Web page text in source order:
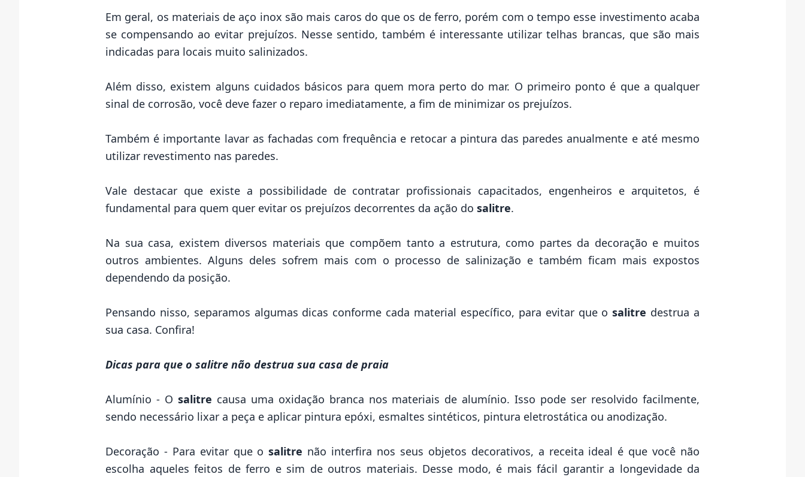
Em geral, os materiais de aço inox são mais caros do que os de ferro, porém com o tempo esse investimento acaba
se compensando ao evitar prejuízos. Nesse sentido, também é interessante utilizar telhas brancas, que são mais
indicadas para locais muito salinizados.
Além disso, existem alguns cuidados básicos para quem mora perto do mar. O primeiro ponto é que a qualquer
sinal de corrosão, você deve fazer o reparo imediatamente, a fim de minimizar os prejuízos.
Também é importante lavar as fachadas com frequência e retocar a pintura das paredes anualmente e até mesmo
utilizar revestimento nas paredes.
Vale destacar que existe a possibilidade de contratar profissionais capacitados, engenheiros e arquitetos, é
fundamental para quem quer evitar os prejuízos decorrentes da ação do salitre.
Na sua casa, existem diversos materiais que compõem tanto a estrutura, como partes da decoração e muitos
outros ambientes. Alguns deles sofrem mais com o processo de salinização e também ficam mais expostos
dependendo da posição.
Pensando nisso, separamos algumas dicas conforme cada material específico, para evitar que osalitre destrua a
sua casa. Confira!
Dicas para que o salitre não destrua sua casa de praia
Alumínio - O salitre causa uma oxidação branca nos materiais de alumínio. Isso pode ser resolvido facilmente,
sendo necessário lixar a peça e aplicar pintura epóxi, esmaltes sintéticos, pintura eletrostática ou anodização.
Decoração - Para evitar que osalitre não interfira nos seus objetos decorativos, a receita ideal é que você não
escolha aqueles feitos de ferro e sim de outros materiais. Desse modo, é mais fácil garantir a longevidade da